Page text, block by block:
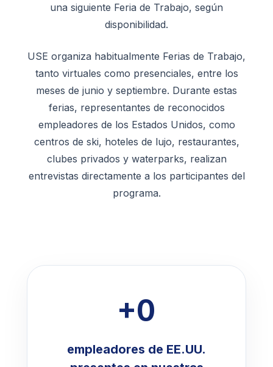
una siguiente Feria de Trabajo, según
disponibilidad.
USE organiza habitualmente Ferias de Trabajo,
tanto virtuales como presenciales, entre los
meses de junio y septiembre. Durante estas
ferias, representantes de reconocidos
empleadores de los Estados Unidos, como
centros de ski, hoteles de lujo, restaurantes,
clubes privados y waterparks, realizan
entrevistas directamente a los participantes del
programa.
+0
empleadores de EE.UU.